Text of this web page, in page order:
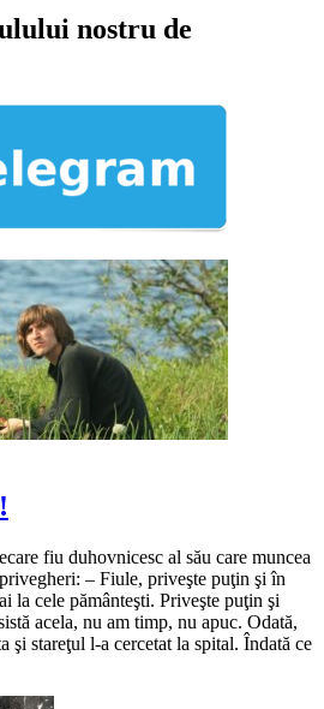
nostru de
fiu duhovnicesc al său care muncea
– Fiule, priveşte puţin şi în
la cele pământeşti. Priveşte puţin şi
acela, nu am timp, nu apuc. Odată,
şi stareţul l-a cercetat la spital. Îndată ce